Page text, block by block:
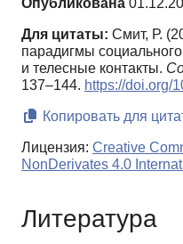
Опубликована
Для цитаты: Смит, Р.
парадигмы
и телесные контакты.
137–144. https://doi.org/
Копировать для
Лицензия: Creative
NonDerivates 4.0
Литература